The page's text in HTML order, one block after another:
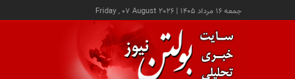
جمعه ۱۶ مرداد ۱۴۰۵ |
Friday , 07 August 2026